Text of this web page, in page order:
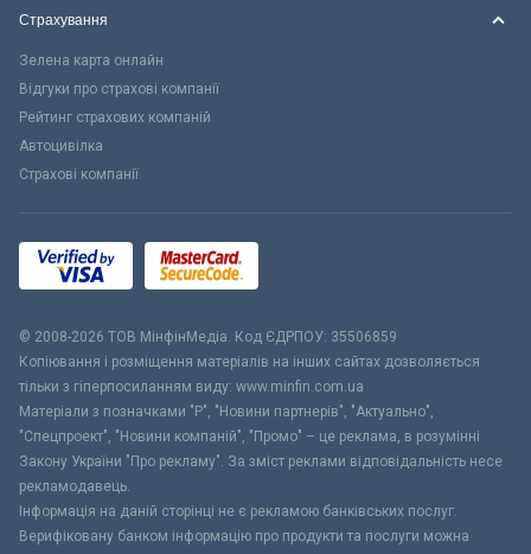
Страхування
Зелена карта онлайн
Відгуки про страхові компанії
Рейтинг страхових компаній
Автоцивілка
Страхові компанії
© 2008-2026 ТОВ МiнфiнМедiа. Код ЄДРПОУ: 35506859
Копіювання і розміщення матеріалів на інших сайтах дозволяється
тільки з гіперпосиланням виду: www.minfin.com.ua
Матеріали з позначками "Р", "Новини партнерів", "Актуально",
"Спецпроект", "Новини компаній", "Промо" – це реклама, в розумінні
Закону України "Про рекламу". За зміст реклами відповідальність несе
рекламодавець.
Інформація на даній сторінці не є рекламою банківських послуг.
Верифіковану банком інформацію про продукти та послуги можна